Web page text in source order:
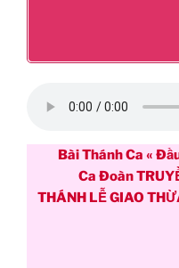
Bài Thánh Ca «
Ca Đoàn
THÁNH LỄ GIAO